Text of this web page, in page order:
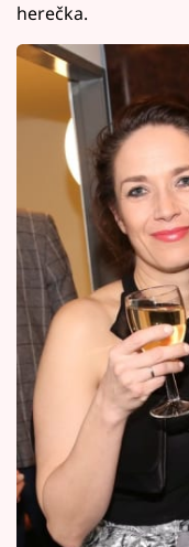
herečka.